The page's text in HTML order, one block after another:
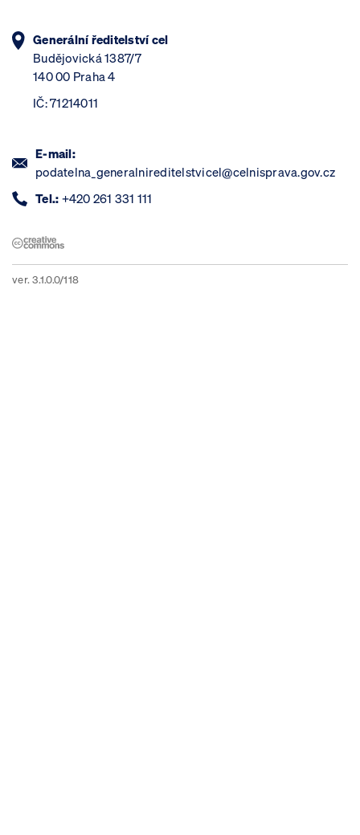
Generální ředitelství cel
Budějovická 1387/7
140 00 Praha 4
IČ: 71214011
E-mail:
podatelna_generalnireditelstvicel@celnisprava.gov.cz
Tel.: +420 261 331 111
ver. 3.1.0.0/118